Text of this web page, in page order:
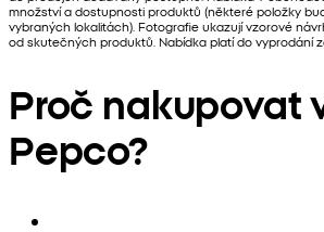
množství a dostupnosti produktů (některé položky
vybraných lokalitách). Fotografie ukazují vzorové
od skutečných produktů. Nabídka platí do vyprodání
Proč nakupovat
Pepco?